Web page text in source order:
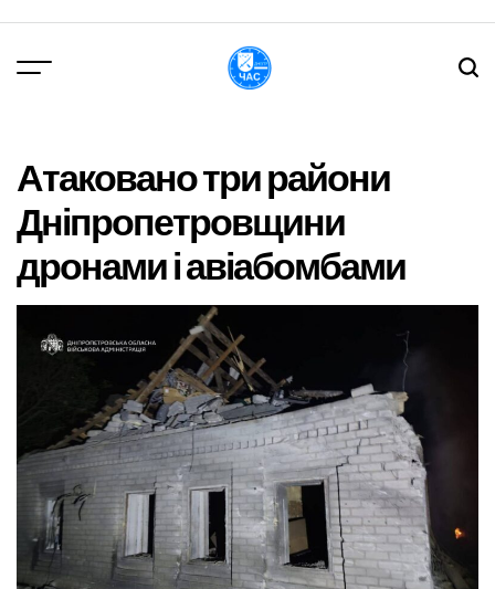
вмісту
Атаковано три райони
Дніпропетровщини
дронами і авіабомбами